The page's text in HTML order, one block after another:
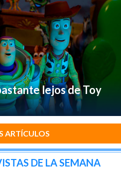
lejos de Toy
ARTÍCULOS
DE LA SEMANA